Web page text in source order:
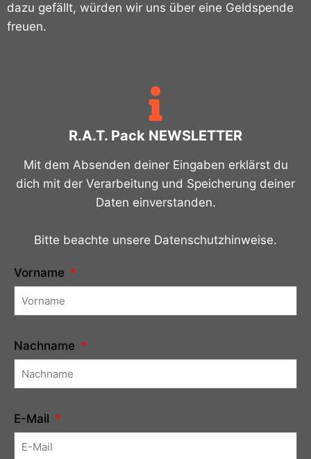
dazu gefällt, würden wir uns über eine Geldspende
freuen.
R.A.T. Pack NEWSLETTER
Mit dem Absenden deiner Eingaben erklärst du
dich mit der Verarbeitung und Speicherung deiner
Daten einverstanden.
Bitte beachte unsere Datenschutzhinweise.
Vorname
Nachname
E-Mail